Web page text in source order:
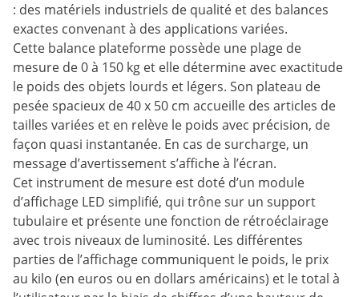
: des matériels industriels de qualité et des balances
exactes convenant à des applications variées.
Cette balance plateforme possède une plage de
mesure de 0 à 150 kg et elle détermine avec exactitude
le poids des objets lourds et légers. Son plateau de
pesée spacieux de 40 x 50 cm accueille des articles de
tailles variées et en relève le poids avec précision, de
façon quasi instantanée. En cas de surcharge, un
message d’avertissement s’affiche à l’écran.
Cet instrument de mesure est doté d’un module
d’affichage LED simplifié, qui trône sur un support
tubulaire et présente une fonction de rétroéclairage
avec trois niveaux de luminosité. Les différentes
parties de l’affichage communiquent le poids, le prix
au kilo (en euros ou en dollars américains) et le total à